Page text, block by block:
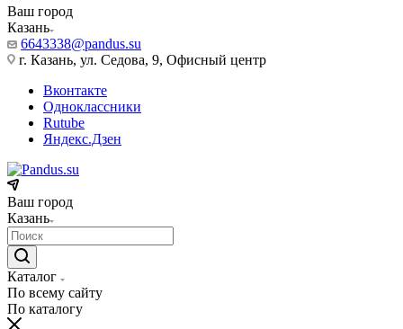
Ваш город
Казань
6643338@pandus.su
г. Казань, ул. Седова, 9, Офисный центр
Вконтакте
Одноклассники
Rutube
Яндекс.Дзен
Ваш город
Казань
Каталог
По всему сайту
По каталогу